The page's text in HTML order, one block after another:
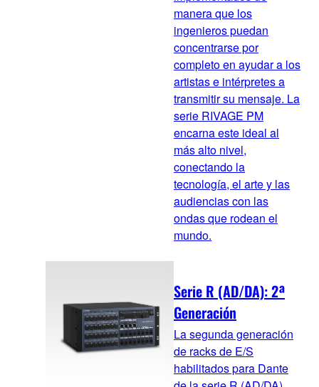
manera que los
ingenieros puedan
concentrarse por
completo en ayudar a los
artistas e intérpretes a
transmitir su mensaje. La
serie RIVAGE PM
encarna este ideal al
más alto nivel,
conectando la
tecnología, el arte y las
audiencias con las
ondas que rodean el
mundo.
Serie R (AD/DA): 2ª
Generación
La segunda generación
de racks de E/S
habilitados para Dante